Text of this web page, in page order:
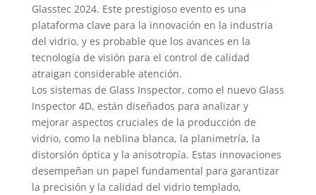
Glasstec 2024. Este prestigioso evento es una
plataforma clave para la innovación en la industria
del vidrio, y es probable que los avances en la
tecnología de visión para el control de calidad
atraigan considerable atención.
Los sistemas de Glass Inspector, como el nuevo Glass
Inspector 4D, están diseñados para analizar y
mejorar aspectos cruciales de la producción de
vidrio, como la neblina blanca, la planimetría, la
distorsión óptica y la anisotropía. Estas innovaciones
desempeñan un papel fundamental para garantizar
la precisión y la calidad del vidrio templado,